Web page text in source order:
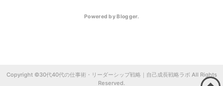
Powered by Blogger.
30代40代の仕事術・リーダーシップ戦略｜自己成長戦略ラボ